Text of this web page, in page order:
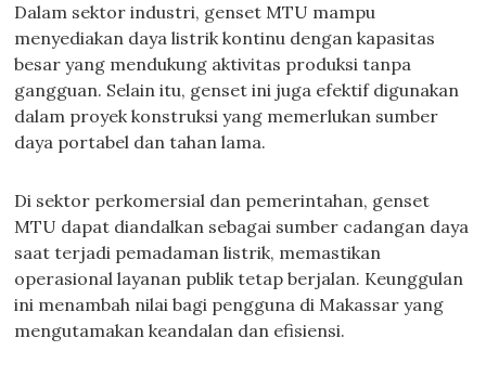
Dalam sektor industri, genset MTU mampu
menyediakan daya listrik kontinu dengan kapasitas
besar yang mendukung aktivitas produksi tanpa
gangguan. Selain itu, genset ini juga efektif digunakan
dalam proyek konstruksi yang memerlukan sumber
daya portabel dan tahan lama.
Di sektor perkomersial dan pemerintahan, genset
MTU dapat diandalkan sebagai sumber cadangan daya
saat terjadi pemadaman listrik, memastikan
operasional layanan publik tetap berjalan. Keunggulan
ini menambah nilai bagi pengguna di Makassar yang
mengutamakan keandalan dan efisiensi.